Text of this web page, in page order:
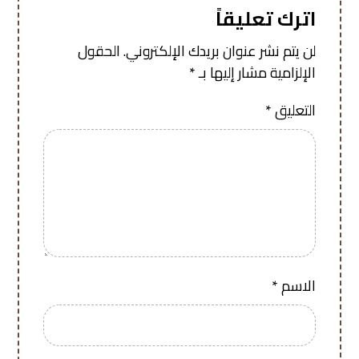
اترك تعليقاً
لن يتم نشر عنوان بريدك الإلكتروني.الحقول
الإلزامية مشار إليها بـ*
التعليق*
الاسم*